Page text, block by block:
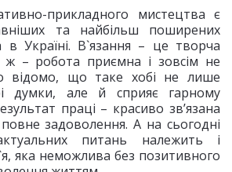
прикладного мистецтва є
та найбільш поширених
в Україні. В`язання – це творча
– робота приємна і зовсім не
відомо, що таке хобі не лише
думки, але й сприяє гарному
праці – красиво зв’язана
задоволення. А на сьогодні
питань належить і
яка неможлива без позитивного